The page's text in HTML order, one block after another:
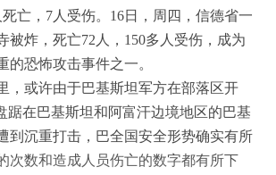
亡，7人受伤。16日，周四，信德省一
被炸，死亡72人，150多人受伤，成为
的恐怖攻击事件之一。
或许由于巴基斯坦军方在部落区开
踞在巴基斯坦和阿富汗边境地区的巴基
到沉重打击，巴全国安全形势确实有所
次数和造成人员伤亡的数字都有所下